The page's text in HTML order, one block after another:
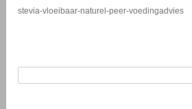
stevia-vloeibaar-naturel-peer-voedingadvies